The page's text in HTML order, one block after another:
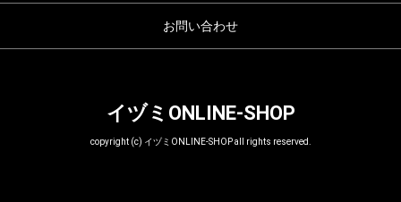
お問い合わせ
イヅミONLINE-SHOP
copyright (c) イヅミONLINE-SHOP all rights reserved.